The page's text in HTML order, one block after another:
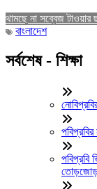
থামছে না সব্বেজ টাওয়ার
বাংলাদেশ
সর্বশেষ - শিক্ষা
পবিপ্রবি